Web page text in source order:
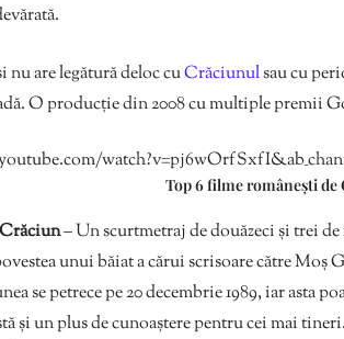
nu are legătură deloc cuCrăciunulsau cu
O producţie din 2008 cu multiple premii
Top 6 filme românești de
– Un scurtmetraj de douăzeci și trei
unui băiat a cărui scrisoare către Moș
se petrece pe 20 decembrie 1989, iar asta
și un plus de cunoaștere pentru cei mai